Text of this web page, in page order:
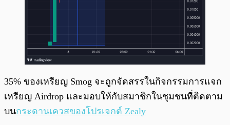
35% ของเหรียญ Smog จะถูกจัดสรรในกิจกรรมการแจก
เหรียญ Airdrop และมอบให้กับสมาชิกในชุมชนที่ติดตาม
บนกระดานเควสของโปรเจกต์ Zealy